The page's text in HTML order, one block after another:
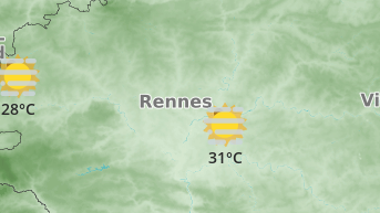
31°C
28°C